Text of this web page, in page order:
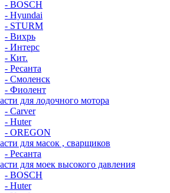
- BOSCH
- Hyundai
- STURM
- Вихрь
- Интерс
- Кит.
- Ресанта
- Смоленск
- Фиолент
для лодочного мотора
- Carver
- Huter
- OREGON
для масок , сварщиков
- Ресанта
для моек высокого давления
- BOSCH
- Huter